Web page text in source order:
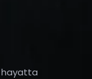
hayatta